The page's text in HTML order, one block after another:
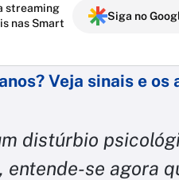
streaming
nas Smart
Siga no
Veja sinais e os
distúrbio
se agora